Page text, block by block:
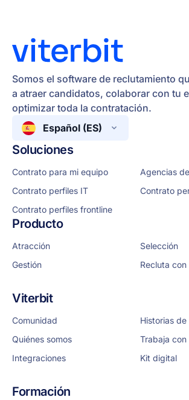
Somos el software de reclutamiento
a atraer candidatos, colaborar con tu
optimizar toda la contratación.
Español (ES)
Soluciones
Contrato para mi equipo
Agencias
Contrato perfiles IT
Contrato
Contrato perfiles frontline
Producto
Atracción
Selección
Gestión
Recluta con
Viterbit
Comunidad
Historias
Quiénes somos
Trabaja con
Integraciones
Kit digital
Formación